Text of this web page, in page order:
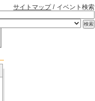
サイトマップ/ イベント検索